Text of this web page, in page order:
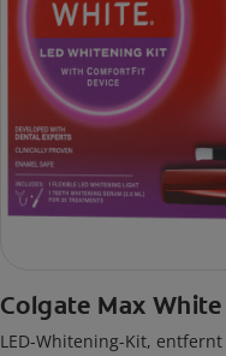
Colgate Max
LED-Whitening-Kit,